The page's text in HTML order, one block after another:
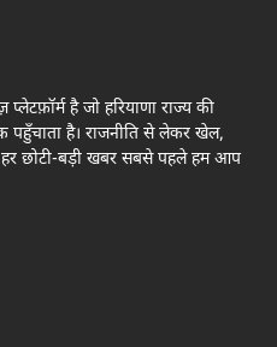
है जो हरियाणा राज्य की
है। राजनीति से लेकर खेल,
हर छोटी-बड़ी खबर सबसे पहले हम आप